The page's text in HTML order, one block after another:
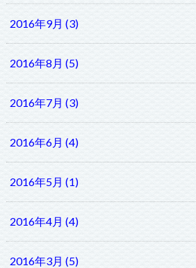
2016年9月 (3)
2016年8月 (5)
2016年7月 (3)
2016年6月 (4)
2016年5月 (1)
2016年4月 (4)
2016年3月 (5)